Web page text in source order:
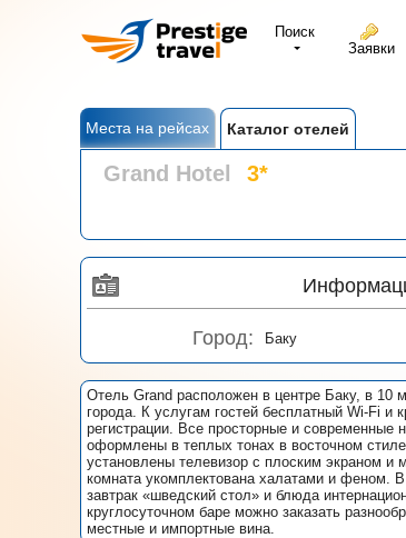
Поиск
Заявки
Места на рейсах Каталог отелей
Grand Hotel 3*
Город: Баку
Отель Grand расположен в центре Баку, в 10
города. К услугам гостей бесплатный Wi-Fi и
регистрации. Все просторные и современные
оформлены в теплых тонах в восточном
установлены телевизор с плоским экраном и
комната укомплектована халатами и феном.
завтрак «шведский стол» и блюда
круглосуточном баре можно заказать
местные и импортные вина.